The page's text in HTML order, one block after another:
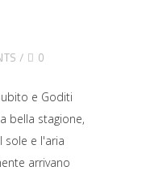
0
e Goditi
bella stagione,
sole e l'aria
arrivano